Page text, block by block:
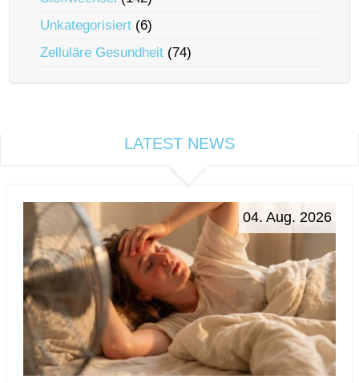
Unkategorisiert (6)
Zelluläre Gesundheit (74)
LATEST NEWS
04. Aug. 2026